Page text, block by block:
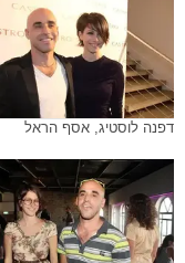
דפנה לוסטיג, אסף הראל